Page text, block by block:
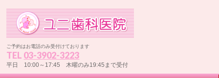
ご予約はお電話のみ受付けております
TEL 03-3902-3223
平日 10:00～17:45 木曜のみ19:45まで受付